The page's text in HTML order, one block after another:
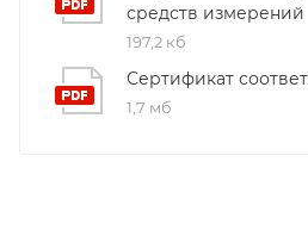
средств измерений
197,2 кб
Сертификат
1,7 мб